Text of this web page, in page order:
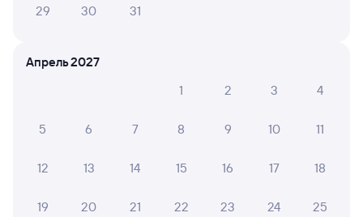
Мы используем cookies для более удобной работы
29 30 31
Апрель 2027
1
2 3 4
5 6 7 8 9 10 11
12 13 14 15 16 17 18
19 20 21 22 23 24 25